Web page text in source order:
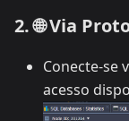
2. 🌐 Via
Conecte-se
acesso